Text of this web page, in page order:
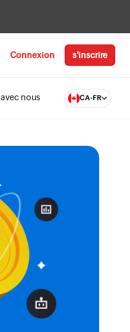
Connexion s'inscrire
nous CA-FR